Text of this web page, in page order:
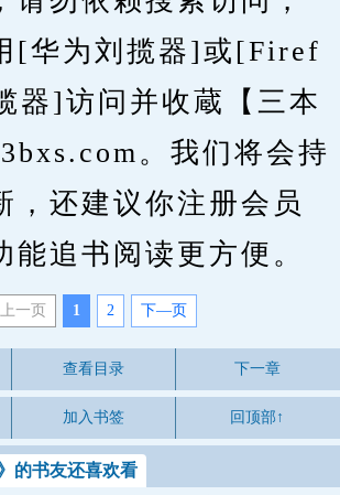
[华为刘揽器]或[Firef
器]访问并收蔵【三本
。我们将会持
，还建议你注册会员
能追书阅读更方便。
上一页 1 2 下—页
查看目录 下一章
加入书签 回顶部↑
的书友还喜欢看